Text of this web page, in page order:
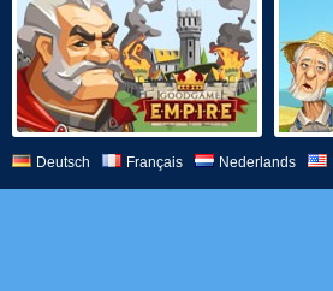
Deutsch Français Nederlands